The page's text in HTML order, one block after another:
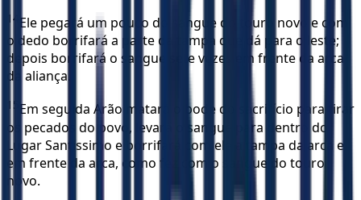
14 Ele pegará um pouco do sangue do touro novo e com
o dedo borrifará a parte da tampa que dá para o leste;
depois borrifará o sangue sete vezes em frente da arca
da aliança.
15 Em seguida Arão matará o bode do sacrifício para tirar
os pecados do povo, levará o sangue para dentro do
Lugar Santíssimo e borrifará com ele a tampa da arca e
em frente da arca, como fez com o sangue do touro
novo.